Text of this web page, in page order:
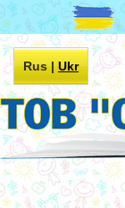
Rus|Ukr